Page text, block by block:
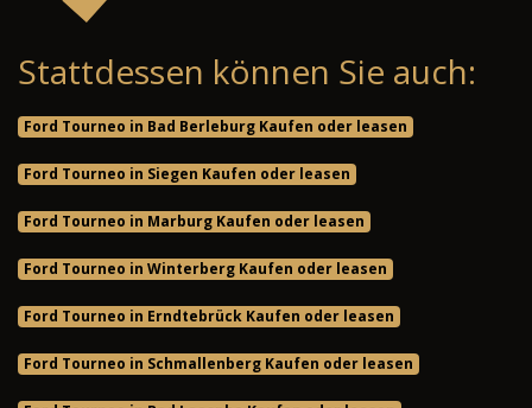
Stattdessen können Sie auch:
Ford Tourneo in Bad Berleburg Kaufen oder leasen
Ford Tourneo in Siegen Kaufen oder leasen
Ford Tourneo in Marburg Kaufen oder leasen
Ford Tourneo in Winterberg Kaufen oder leasen
Ford Tourneo in Erndtebrück Kaufen oder leasen
Ford Tourneo in Schmallenberg Kaufen oder leasen